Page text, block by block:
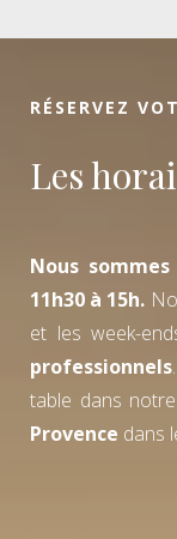
RÉSERVEZ
Les
Nous
11h30 à 15h.
et les week-
professionnels
table dans notre
Provence dans